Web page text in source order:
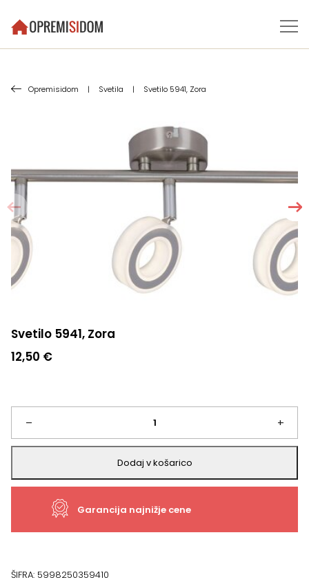
Opremisidom | Svetila | Svetilo 5941, Zora
Svetilo 5941, Zora
12,50 €
–
Svetilo
5941,
Zora
+
Dodaj v košarico
Garancija najnižje cene
ŠIFRA: 5998250359410